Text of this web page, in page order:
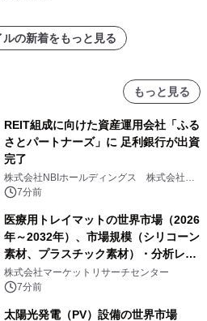
の新着をもっと見る
もっと見る
REIT組成に向けた資産運用会社「ふる
さとパートナーズ」に 足利銀行が出資
完了
株式会社NBIホールディングス 株式会社
PROSPER
7分前
医療用トレイマットの世界市場（2026
年～2032年）、市場規模（シリコーン
素材、プラスチック素材）・分析レポ
ートを発表
株式会社マーケットリサーチセンター
7分前
太陽光発電（PV）設備の世界市場